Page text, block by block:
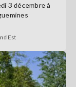
3 décembre à
Est